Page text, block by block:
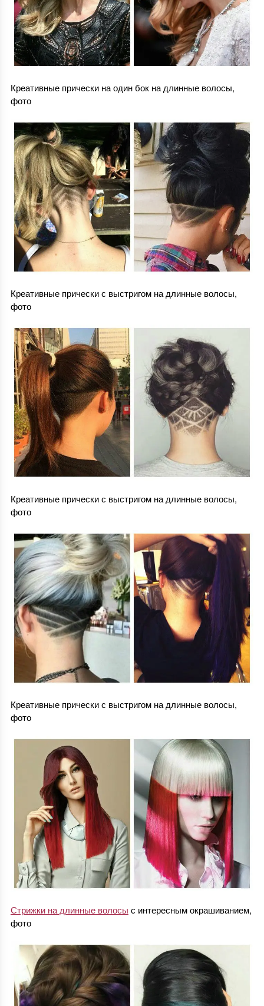
Креативные прически на один бок на длинные волосы,
фото
Креативные прически с выстригом на длинные волосы,
фото
Креативные прически с выстригом на длинные волосы,
фото
Креативные прически с выстригом на длинные волосы,
фото
Стрижки на длинные волосы с интересным окрашиванием,
фото